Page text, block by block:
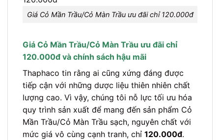
Giá Cỏ Mần Trầu/Cỏ Màn Trầu ưu đãi chỉ 120.000đ
Giá Cỏ Mần Trầu/Cỏ Màn Trầu ưu đãi chỉ
120.000đ và chính sách hậu mãi
Thaphaco tin rằng ai cũng xứng đáng được
tiếp cận với những dược liệu thiên nhiên chất
lượng cao. Vì vậy, chúng tôi nỗ lực tối ưu hóa
quy trình sản xuất để mang đến sản phẩm Cỏ
Mần Trầu/Cỏ Màn Trầu sạch, nguyên chất với
mức giá vô cùng cạnh tranh, chỉ 120.000đ.